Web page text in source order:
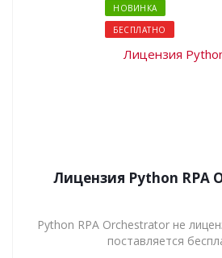
НОВИНКА
БЕСПЛАТНО
Лицензия Python RPA
Python RPA Orchestrator не
поставляется